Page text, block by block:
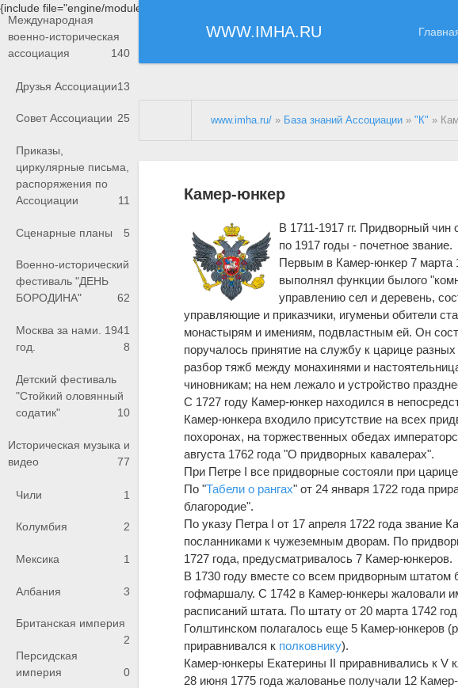
{include file="engine/modules/saperu/head.php"}
WWW.IMHA.RU
Международная
военно-историческая
ассоциация
140
Друзья Ассоциации13
Совет Ассоциации 25
Приказы,
циркулярные письма,
распоряжения по
Ассоциации
11
Сценарные планы 5
Военно-исторический
фестиваль "ДЕНЬ
БОРОДИНА"
62
Москва за нами. 1941
год.
8
Детский фестиваль
"Стойкий оловянный
содатик"
10
Историческая музыка и
видео
77
Чили 1
Колумбия 2
Мексика 1
Албания 3
Британская империя
2
Персидская
империя
0
www.imha.ru/ » База знаний Ассоциации »"К" »
Камер-юнкер
В 1711-1917 гг. Придворный
по 1917 годы - почетное звание.
Первым в Камер-юнкер 7 марта
выполнял функции былого
управлению сел и деревень,
управляющие и приказчики, игуменьи обители
монастырям и имениям, подвластным ей. Он
поручалось принятие на службу к царице
разбор тяжб между монахинями и
чиновникам; на нем лежало и устройство
С 1727 году Камер-юнкер находился в
Камер-юнкера входило присутствие на всех
похоронах, на торжественных обедах
августа 1762 года "О придворных кавалерах".
При Петре I все придворные состояли при
По "Табели о рангах" от 24 января 1722 года
благородие".
По указу Петра I от 17 апреля 1722 года
посланниками к чужеземным дворам. По
1727 года, предусматривалось 7 Камер-юнкеров.
В 1730 году вместе со всем придворным
гофмаршалу. С 1742 в Камер-юнкеры жаловали
расписаний штата. По штату от 20 марта 1742
Голштинском полагалось еще 5 Камер-юнкеров
приравнивался к полковнику).
Камер-юнкеры Екатерины II приравнивались к V
28 июня 1775 года жалованье получали 12